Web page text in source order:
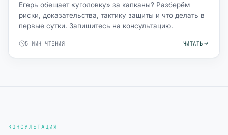
Егерь обещает «уголовку» за капканы? Разберём
риски, доказательства, тактику защиты и что делать в
первые сутки. Запишитесь на консультацию.
5 МИН ЧТЕНИЯ ЧИТАТЬ
КОНСУЛЬТАЦИЯ